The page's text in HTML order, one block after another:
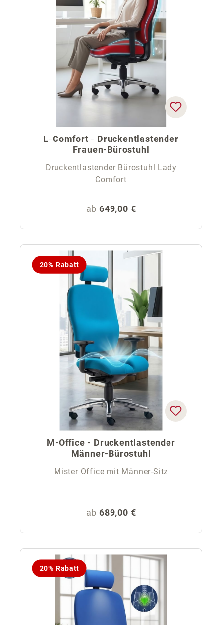
L-Comfort - Druckentlastender
Frauen-Bürostuhl
Druckentlastender Bürostuhl Lady
Comfort
Regulärer Preis:
ab 649,00 €
20% Rabatt
M-Office - Druckentlastender
Männer-Bürostuhl
Mister Office mit Männer-Sitz
Regulärer Preis:
ab 689,00 €
20% Rabatt